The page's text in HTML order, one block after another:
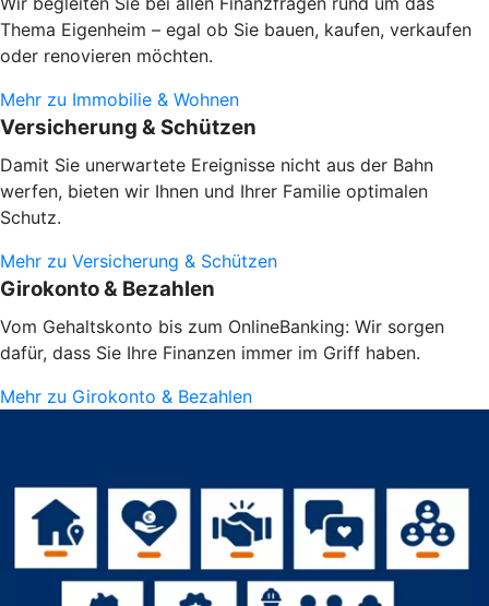
Thema Eigenheim – egal ob Sie bauen, kaufen, verkaufen
oder renovieren möchten.
Mehr zu Immobilie & Wohnen
Versicherung & Schützen
Damit Sie unerwartete Ereignisse nicht aus der Bahn
werfen, bieten wir Ihnen und Ihrer Familie optimalen
Schutz.
Mehr zu Versicherung & Schützen
Girokonto & Bezahlen
Vom Gehaltskonto bis zum OnlineBanking: Wir sorgen
dafür, dass Sie Ihre Finanzen immer im Griff haben.
Mehr zu Girokonto & Bezahlen